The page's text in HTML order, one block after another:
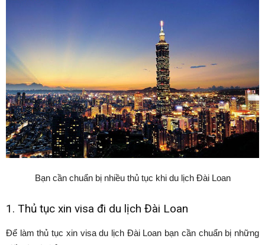
Bạn cần chuẩn bị nhiều thủ tục khi du lịch Đài Loan
1. Thủ tục xin visa đi du lịch Đài Loan
Để làm thủ tục xin visa du lịch Đài Loan bạn cần chuẩn bị những